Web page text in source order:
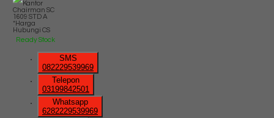
*Harga
Hubungi CS
Ready Stock
SMS
082229539969
Telepon
03199842501
Whatsapp
6282229539969